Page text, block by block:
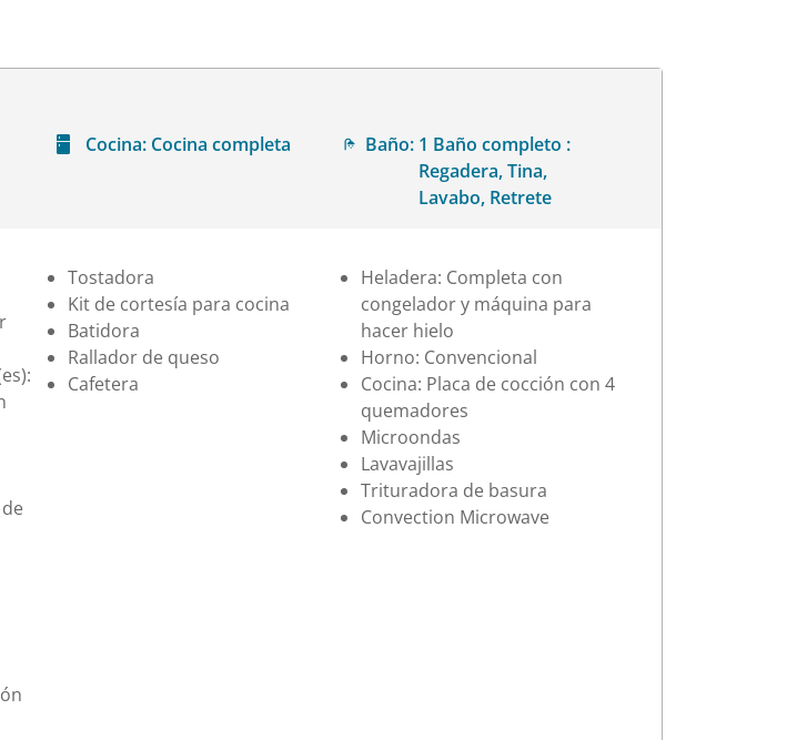
Cocina: Cocina completa Baño: 1 Baño completo :
Regadera, Tina,
Lavabo, Retrete
Tostadora
Kit de cortesía para cocina
Batidora
Rallador de queso
Cafetera
Heladera: Completa con
congelador y máquina para
hacer hielo
Horno: Convencional
Cocina: Placa de cocción con 4
quemadores
Microondas
Lavavajillas
Trituradora de basura
Convection Microwave